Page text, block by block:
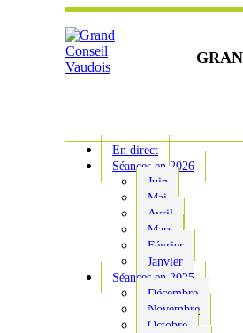
En direct
Séances en 2026
Juin
Mai
Avril
Mars
Février
Janvier
Séances en 2025
Décembre
Novembre
Octobre